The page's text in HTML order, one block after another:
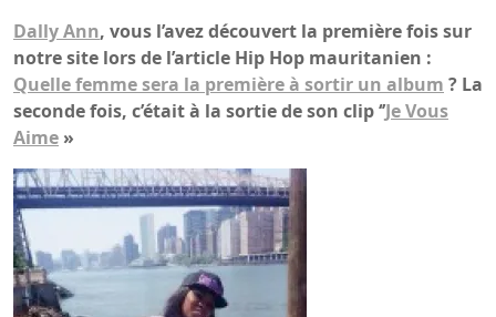
Dally Ann, vous l’avez découvert la première fois sur
notre site lors de l’article Hip Hop mauritanien :
Quelle femme sera la première à sortir un album ? La
seconde fois, c’était à la sortie de son clip ‘’Je Vous
Aime »